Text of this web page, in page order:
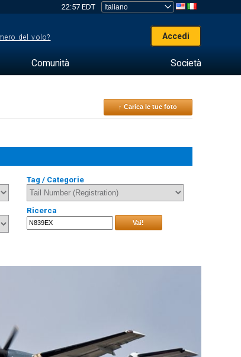
22:57 EDT
del volo? Accedi
Comunità Società
↑ Carica le tue foto
Tag / Categorie
Ricerca
Vai!